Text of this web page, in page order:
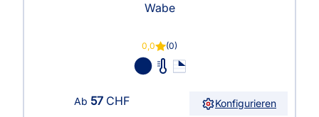
Wabe
0,0 (0)
Ab 57 CHF Konfigurieren